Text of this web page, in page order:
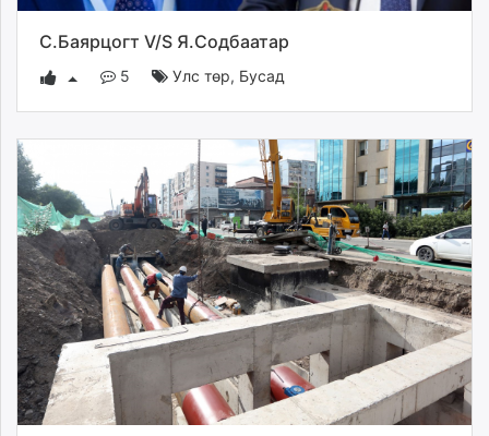
С.Баярцогт V/S Я.Содбаатар
5 Улс төр, Бусад